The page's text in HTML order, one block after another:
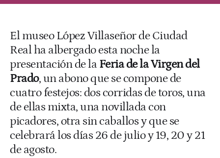
El museo López Villaseñor de Ciudad
Real ha albergado esta noche la
presentación de la Feria de la Virgen del
Prado, un abono que se compone de
cuatro festejos: dos corridas de toros, una
de ellas mixta, una novillada con
picadores, otra sin caballos y que se
celebrará los días 26 de julio y 19, 20 y 21
de agosto.